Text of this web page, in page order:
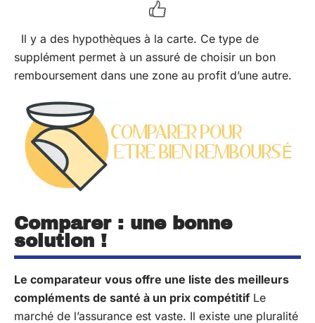
Il y a des hypothèques à la carte. Ce type de
supplément permet à un assuré de choisir un bon
remboursement dans une zone au profit d’une autre.
Comparer : une bonne
solution !
Le comparateur vous offre une liste des meilleurs
compléments de santé à un prix compétitif Le
marché de l’assurance est vaste. Il existe une pluralité